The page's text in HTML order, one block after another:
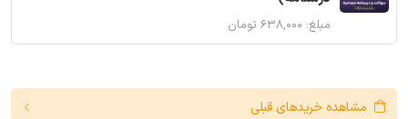
مبلغ: ۶۳۸,۰۰۰ تومان
مشاهده خریدهای قبلی